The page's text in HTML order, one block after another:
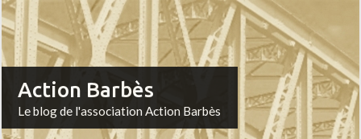
Action Barbès
Le blog de l'association Action Barbès